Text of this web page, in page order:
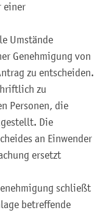
einer
Umstände
Genehmigung von
zu entscheiden.
zu
Personen, die
Die
an Einwender
ersetzt
schließt
betreffende